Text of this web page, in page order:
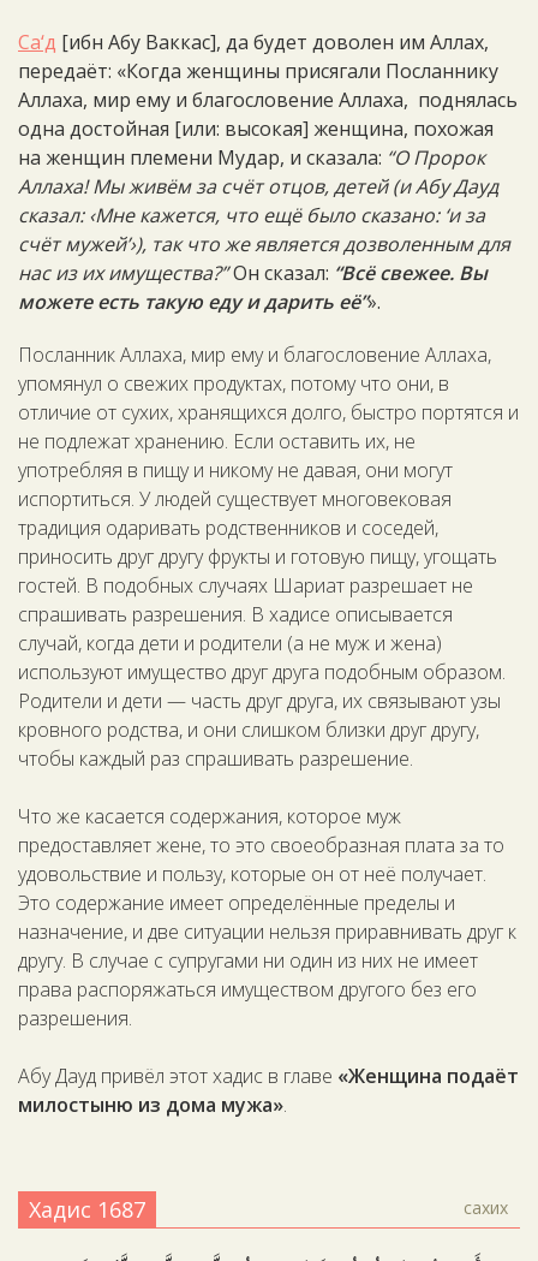
Са‘д [ибн Абу Ваккас], да будет доволен им Аллах,
передаёт: «Когда женщины присягали Посланнику
Аллаха, мир ему и благословение Аллаха, поднялась
одна достойная [или: высокая] женщина, похожая
на женщин племени Мудар, и сказала: “О Пророк
Аллаха! Мы живём за счёт отцов, детей (и Абу Дауд
сказал: ‹Мне кажется, что ещё было сказано: ‘и за
счёт мужей’›), так что же является дозволенным для
нас из их имущества?”Он сказал: “Всё свежее. Вы
можете есть такую еду и дарить её”».
Посланник Аллаха, мир ему и благословение Аллаха,
упомянул о свежих продуктах, потому что они, в
отличие от сухих, хранящихся долго, быстро портятся и
не подлежат хранению. Если оставить их, не
употребляя в пищу и никому не давая, они могут
испортиться. У людей существует многовековая
традиция одаривать родственников и соседей,
приносить друг другу фрукты и готовую пищу, угощать
гостей. В подобных случаях Шариат разрешает не
спрашивать разрешения. В хадисе описывается
случай, когда дети и родители (а не муж и жена)
используют имущество друг друга подобным образом.
Родители и дети — часть друг друга, их связывают узы
кровного родства, и они слишком близки друг другу,
чтобы каждый раз спрашивать разрешение.
Что же касается содержания, которое муж
предоставляет жене, то это своеобразная плата за то
удовольствие и пользу, которые он от неё получает.
Это содержание имеет определённые пределы и
назначение, и две ситуации нельзя приравнивать друг к
другу. В случае с супругами ни один из них не имеет
права распоряжаться имуществом другого без его
разрешения.
Абу Дауд привёл этот хадис в главе «Женщина подаёт
милостыню из дома мужа».
Хадис 1687 сахих